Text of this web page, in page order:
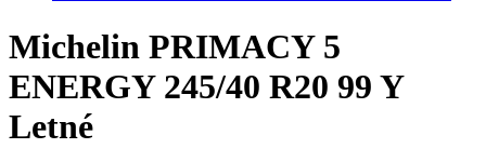
Michelin PRIMACY 5
ENERGY 245/40 R20 99 Y
Letné